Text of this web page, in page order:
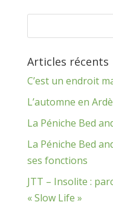
Articles récents
C’est un endroit
L’automne en
La Péniche Bed
La Péniche Bed
ses fonctions
JTT – Insolite :
« Slow Life »